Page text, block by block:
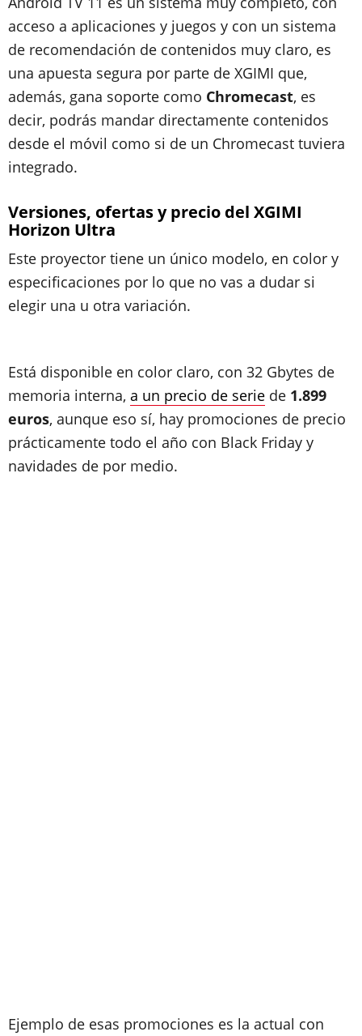
acceso a aplicaciones y juegos y con un sistema
de recomendación de contenidos muy claro, es
una apuesta segura por parte de XGIMI que,
además, gana soporte como Chromecast, es
decir, podrás mandar directamente contenidos
desde el móvil como si de un Chromecast tuviera
integrado.
Versiones, ofertas y precio del XGIMI
Horizon Ultra
Este proyector tiene un único modelo, en color y
especificaciones por lo que no vas a dudar si
elegir una u otra variación.
Está disponible en color claro, con 32 Gbytes de
memoria interna, a un precio de serie de 1.899
euros, aunque eso sí, hay promociones de precio
prácticamente todo el año con Black Friday y
navidades de por medio.
Ejemplo de esas promociones es la actual con